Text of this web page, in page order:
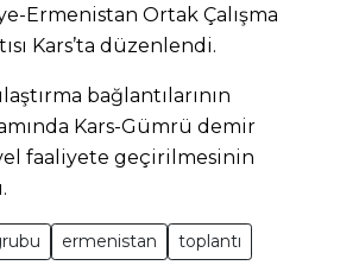
Ermenistan Ortak Çalışma
Kars’ta düzenlendi.
bağlantılarının
Kars-Gümrü demir
faaliyete geçirilmesinin
ermenistan
toplantı